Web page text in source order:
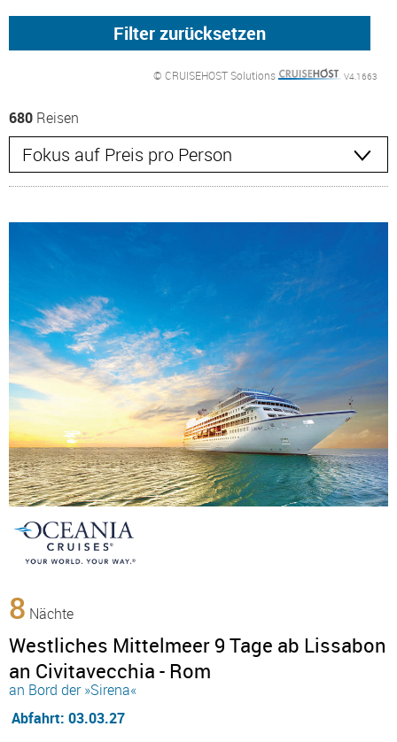
© CRUISEHOST Solutions V4.1663
680 Reisen
8 Nächte
Westliches Mittelmeer 9 Tage ab Lissabon
an Civitavecchia - Rom
an Bord der »Sirena«
Abfahrt: 03.03.27